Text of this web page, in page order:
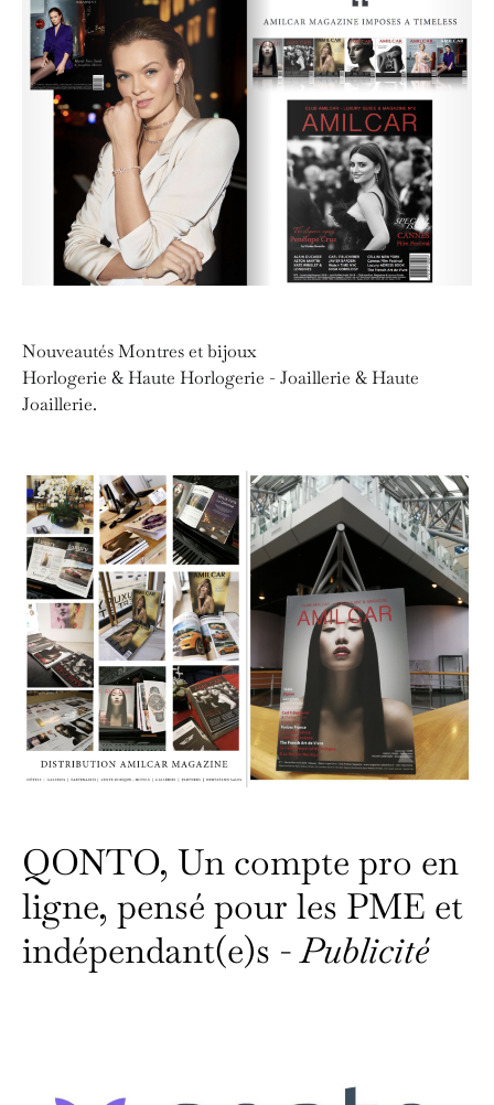
Nouveautés Montres et bijoux
Horlogerie & Haute Horlogerie - Joaillerie & Haute
Joaillerie.
QONTO, Un compte pro en
ligne, pensé pour les PME et
indépendant(e)s -Publicité